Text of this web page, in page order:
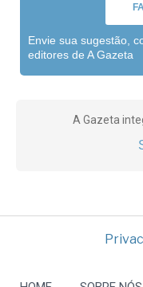
Envie sua sugestão,
editores de A Gazeta
A Gazeta